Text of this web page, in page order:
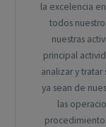
la excelencia
todos
nuestras
principal
analizar y
ya sean de
las